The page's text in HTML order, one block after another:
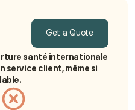
Get a Quote
Get a Quote
santé internationale
service client, même si